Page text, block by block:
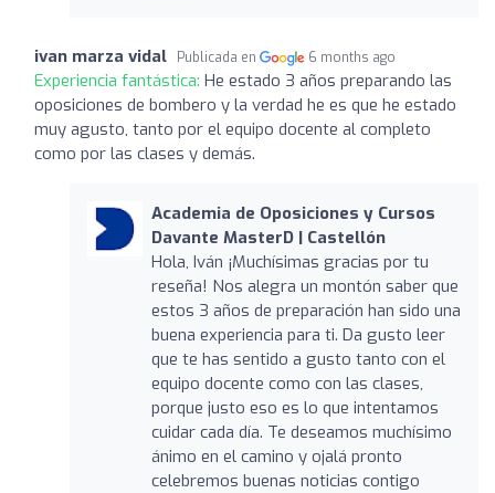
ivan marza vidal Publicada en 6 months ago
Experiencia fantástica: He estado 3 años preparando las
oposiciones de bombero y la verdad he es que he estado
muy agusto, tanto por el equipo docente al completo
como por las clases y demás.
Academia de Oposiciones y Cursos
Davante MasterD | Castellón
Hola, Iván ¡Muchísimas gracias por tu
reseña! Nos alegra un montón saber que
estos 3 años de preparación han sido una
buena experiencia para ti. Da gusto leer
que te has sentido a gusto tanto con el
equipo docente como con las clases,
porque justo eso es lo que intentamos
cuidar cada día. Te deseamos muchísimo
ánimo en el camino y ojalá pronto
celebremos buenas noticias contigo